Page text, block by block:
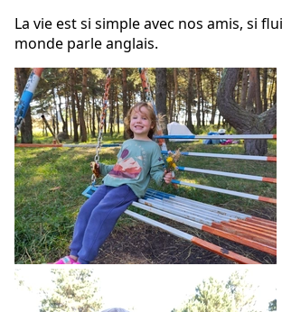
La vie est si simple avec nos amis, si
monde parle anglais.